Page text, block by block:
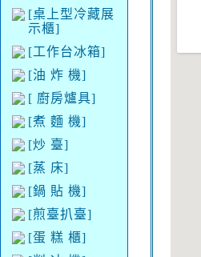
[桌上型冷藏展
示櫃]
[工作台冰箱]
[油 炸 機]
[ 廚房爐具]
[煮 麵 機]
[炒 臺]
[蒸 床]
[鍋 貼 機]
[煎臺扒臺]
[蛋 糕 櫃]